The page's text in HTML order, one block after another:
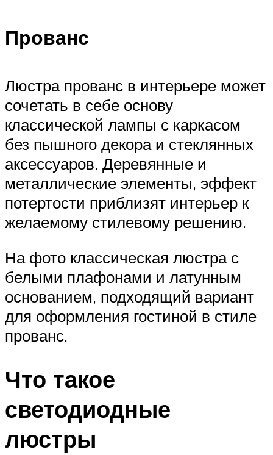
Прованс
Люстра прованс в интерьере может
сочетать в себе основу
классической лампы с каркасом
без пышного декора и стеклянных
аксессуаров. Деревянные и
металлические элементы, эффект
потертости приблизят интерьер к
желаемому стилевому решению.
На фото классическая люстра с
белыми плафонами и латунным
основанием, подходящий вариант
для оформления гостиной в стиле
прованс.
Что такое
светодиодные
люстры